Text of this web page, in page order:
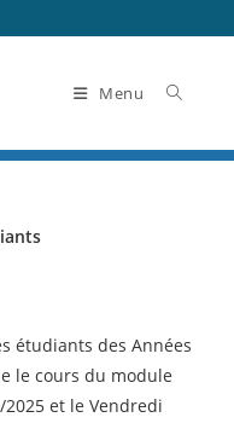
Menu
étudiants des Années
le cours du module
et le Vendredi